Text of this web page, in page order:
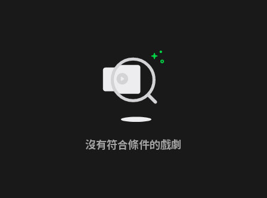
沒有符合條件的戲劇